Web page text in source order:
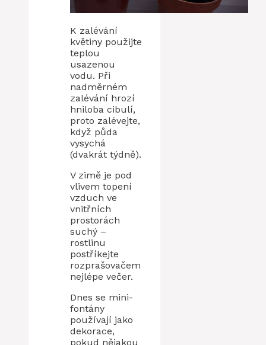
K zalévání
květiny použijte
teplou
usazenou
vodu. Při
nadměrném
zalévání hrozí
hniloba cibulí,
proto zalévejte,
když půda
vysychá
(dvakrát týdně).
V zimě je pod
vlivem topení
vzduch ve
vnitřních
prostorách
suchý –
rostlinu
postříkejte
rozprašovačem
nejlépe večer.
Dnes se mini-
fontány
používají jako
dekorace,
pokud nějakou